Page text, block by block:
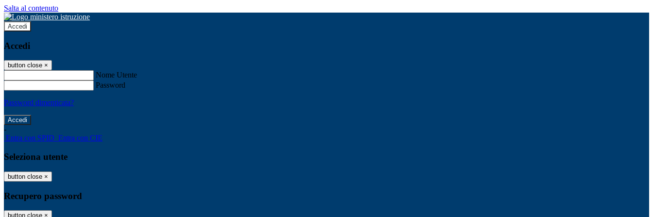
Salta al contenuto
Accedi
Accedi
button close ×
Nome Utente
Password
Password dimenticata?
-
Entra con SPID Entra con CIE
Seleziona utente
button close ×
Recupero password
button close ×